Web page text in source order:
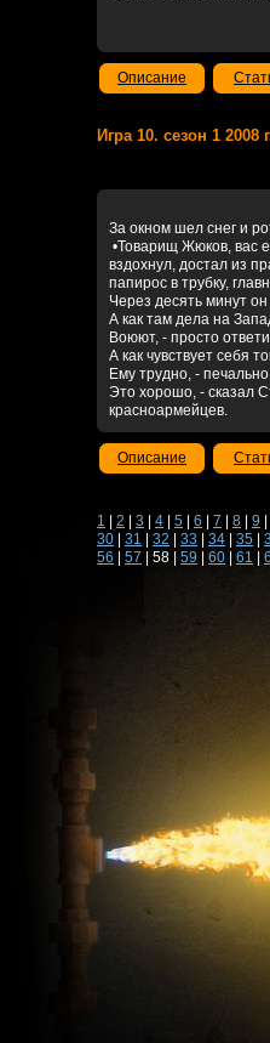
Описание
Игра 10. сезон 1
За окном шел снег и
•Товарищ Жюков, вас
вздохнул, достал из
папирос в трубку,
Через десять минут
А как там дела на
Воюют, - просто
А как чувствует себя
Ему трудно, -
Это хорошо, - сказал
красноармейцев.
Описание
1 2 3 4 5 6 7 8 9
30
31 32 33 34 35
56
57 | 58 | 59 60 61